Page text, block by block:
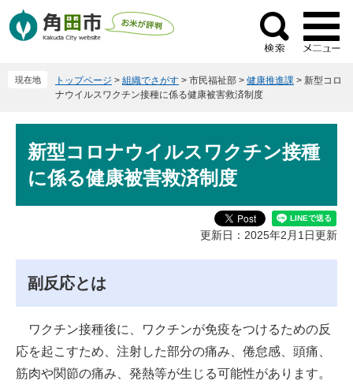
ー
ニ
検
索
現在地 トップページ > 組織でさがす > 市民福祉部 > 健康推進課 > 新型コロ
ナウイルスワクチン接種に係る健康被害救済制度
新型コロナウイルスワクチン接種
に係る健康被害救済制度
更新日：2025年2月1日更新
副反応とは
ワクチン接種後に、ワクチンが免疫をつけるための反
応を起こすため、注射した部分の痛み、倦怠感、頭痛、
筋肉や関節の痛み、発熱等が生じる可能性があります。